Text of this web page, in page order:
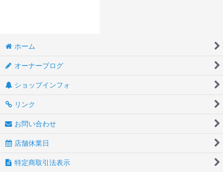
ホーム
オーナーブログ
ショップインフォ
リンク
お問い合わせ
店舗休業日
特定商取引法表示